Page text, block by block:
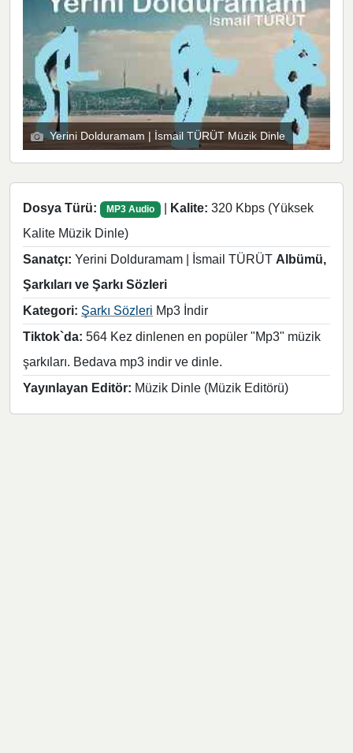
Yerini Dolduramam | İsmail TÜRÜT Müzik Dinle
Dosya Türü: MP3 Audio | Kalite: 320 Kbps (Yüksek
Kalite Müzik Dinle)
Sanatçı: Yerini Dolduramam | İsmail TÜRÜT Albümü,
Şarkıları ve Şarkı Sözleri
Kategori: Şarkı Sözleri Mp3 İndir
Tiktok`da: 564 Kez dinlenen en popüler "Mp3" müzik
şarkıları. Bedava mp3 indir ve dinle.
Yayınlayan Editör: Müzik Dinle (Müzik Editörü)